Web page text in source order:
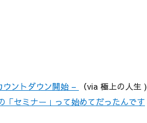
ントダウン開始 –
（via 極上の人生 )
セミナー」って始めてだったんです